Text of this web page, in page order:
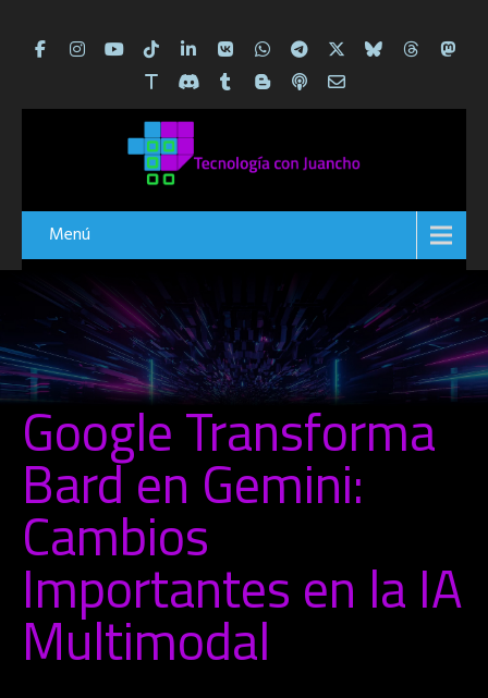
Menú
Google Transforma
Bard en Gemini:
Cambios
Importantes en la IA
Multimodal